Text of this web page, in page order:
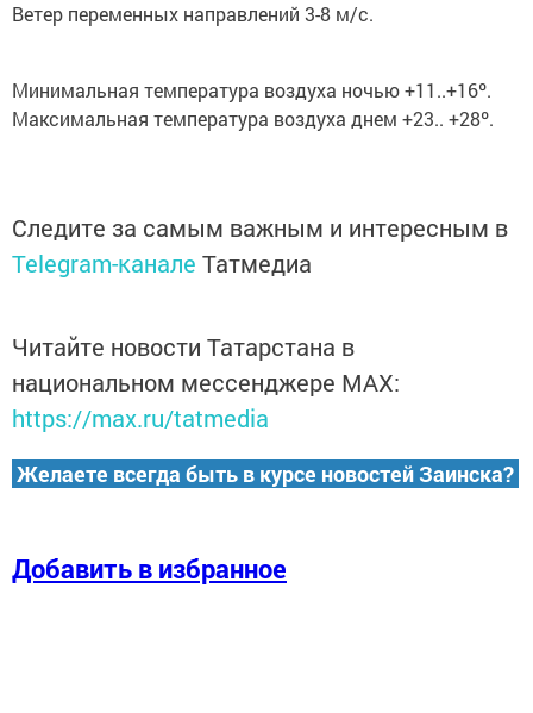
Ветер переменных направлений 3-8 м/с.
Минимальная температура воздуха ночью +11..+16º.
Максимальная температура воздуха днем +23.. +28º.
Следите за самым важным и интересным в
Telegram-канале Татмедиа
Читайте новости Татарстана в
национальном мессенджере MАХ:
https://max.ru/tatmedia
Желаете всегда быть в курсе новостей Заинска?
Добавить в избранное